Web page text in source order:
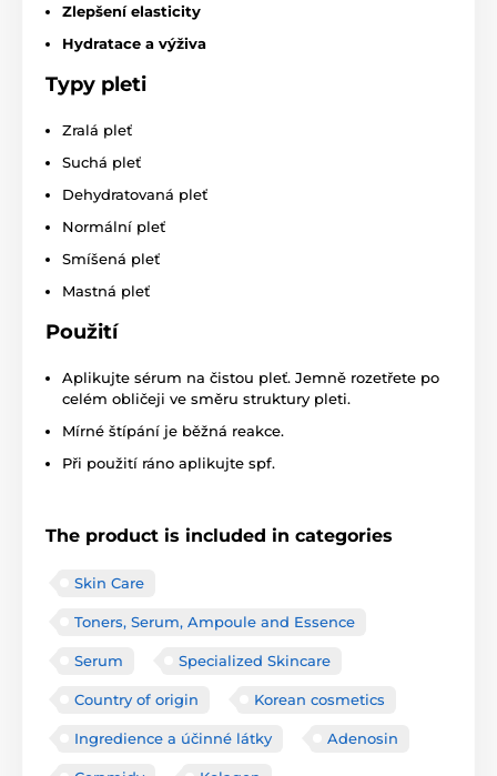
Zlepšení elasticity
Hydratace a výživa
Typy pleti
Zralá pleť
Suchá pleť
Dehydratovaná pleť
Normální pleť
Smíšená pleť
Mastná pleť
Použití
Aplikujte sérum na čistou pleť. Jemně rozetřete po
celém obličeji ve směru struktury pleti.
Mírné štípání je běžná reakce.
Při použití ráno aplikujte spf.
The product is included in categories
Skin Care
Toners, Serum, Ampoule and Essence
Serum Specialized Skincare
Country of origin Korean cosmetics
Ingredience a účinné látky Adenosin